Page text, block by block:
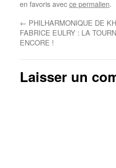
en favoris avecce permalien.
← PHILHARMONIQUE DE
FABRICE EULRY : LA
ENCORE !
Laisser un